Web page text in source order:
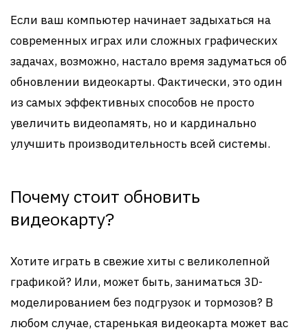
Если ваш компьютер начинает задыхаться на
современных играх или сложных графических
задачах, возможно, настало время задуматься об
обновлении видеокарты. Фактически, это один
из самых эффективных способов не просто
увеличить видеопамять, но и кардинально
улучшить производительность всей системы.
Почему стоит обновить
видеокарту?
Хотите играть в свежие хиты с великолепной
графикой? Или, может быть, заниматься 3D-
моделированием без подгрузок и тормозов? В
любом случае, старенькая видеокарта может вас